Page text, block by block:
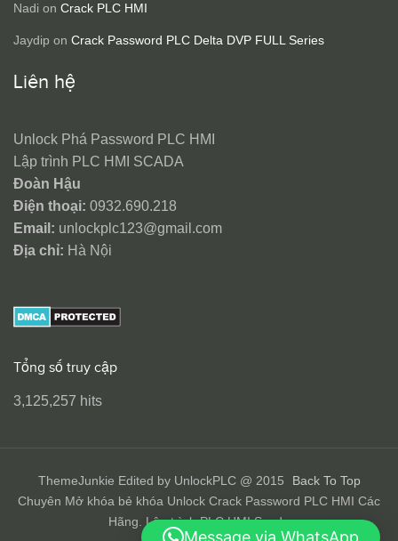
Nadi on Crack PLC HMI
Jaydip on Crack Password PLC Delta DVP FULL Series
Liên hệ
Unlock Phá Password PLC HMI
Lập trình PLC HMI SCADA
Đoàn Hậu
Điện thoại: 0932.690.218
Email: unlockplc123@gmail.com
Địa chỉ: Hà Nội
Tổng số truy cập
3,125,257 hits
ThemeJunkie Edited by UnlockPLC @ 2015
Back To Top
Chuyên Mở khóa bẻ khóa Unlock Crack Password PLC HMI Các
Hãng. Lập trình PLC HMI Scada
Message via WhatsApp